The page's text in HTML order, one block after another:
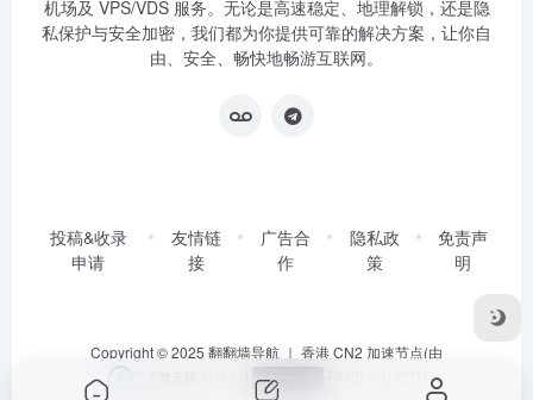
机场及 VPS/VDS 服务。无论是高速稳定、地理解锁，还是隐
私保护与安全加密，我们都为你提供可靠的解决方案，让你自
由、安全、畅快地畅游互联网。
投稿&收录
申请
友情链
接
广告合
作
隐私政
策
免责声
明
Copyright © 2025 翻翻墙导航 ｜ 香港 CN2 加速节点(由